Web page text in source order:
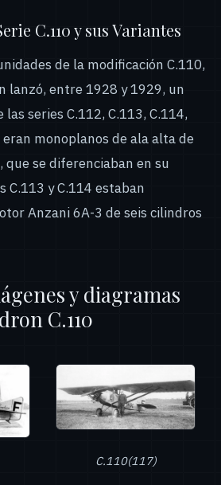
C.110 y sus Variantes
de la modificación C.110,
lanzó, entre 1928 y 1929, un
series C.112, C.113, C.114,
eran monoplanos de ala alta de
que se diferenciaban en su
C.113 y C.114 estaban
Anzani 6A-3 de seis cilindros
y diagramas
C.110
C.110(117)